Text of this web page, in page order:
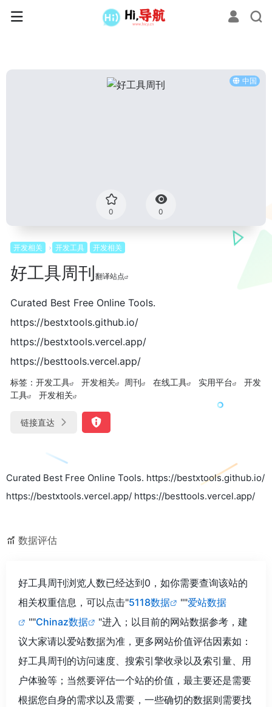
中国
0 0
开发相关 开发工具 开发相关
好工具周刊翻译站点
Curated Best Free Online Tools.
https://bestxtools.github.io/
https://bestxtools.vercel.app/
https://besttools.vercel.app/
标签： 开发工具 开发相关 周刊 在线工具 实用平台
开发
工具
开发相关
链接直达
Curated Best Free Online Tools. https://bestxtools.github.io/
https://bestxtools.vercel.app/ https://besttools.vercel.app/
数据评估
好工具周刊浏览人数已经达到0，如你需要查询该站的
相关权重信息，可以点击"5118数据 ""爱站数据
""Chinaz数据
"进入；以目前的网站数据参考，建
议大家请以爱站数据为准，更多网站价值评估因素如：
好工具周刊的访问速度、搜索引擎收录以及索引量、用
户体验等；当然要评估一个站的价值，最主要还是需要
根据您自身的需求以及需要，一些确切的数据则需要找